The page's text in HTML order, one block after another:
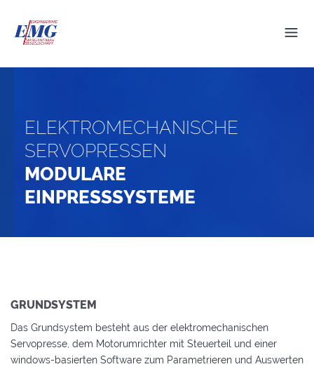
ELEKTROMECHANISCHE
SERVOPRESSEN
MODULARE
EINPRESSSYSTEME
GRUNDSYSTEM
Das Grundsystem besteht aus der elektromechanischen
Servopresse, dem Motorumrichter mit Steuerteil und einer
windows-basierten Software zum Parametrieren und Auswerten